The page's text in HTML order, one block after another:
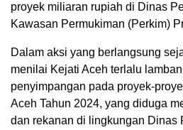
proyek miliaran rupiah di Dinas
Kawasan Permukiman (Perkim)
Dalam aksi yang berlangsung
menilai Kejati Aceh terlalu
penyimpangan pada proyek-
Aceh Tahun 2024, yang diduga
dan rekanan di lingkungan Dinas